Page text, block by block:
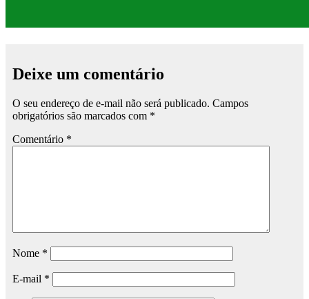
Deixe um comentário
O seu endereço de e-mail não será publicado. Campos
obrigatórios são marcados com *
Comentário *
Nome *
E-mail *